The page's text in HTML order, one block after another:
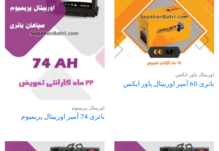
اوربیتال پاور ایکس
باتری 60 آمپر اوربیتال پاور ایکس
اوربیتال پریمیوم
باتری 74 آمپر اوربیتال پریمیوم